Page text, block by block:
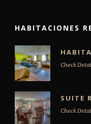
HABITACIONES
Check
SUITE
Check